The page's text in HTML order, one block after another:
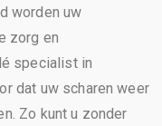
worden uw
zorg en
specialist in
dat uw scharen weer
Zo kunt u zonder